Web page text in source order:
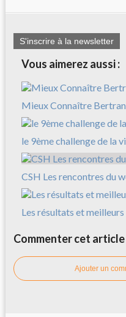
S'inscrire à la newsletter
Vous aimerez aussi :
Mieux Connaître
le 9ème challenge de la
CSH Les rencontres du
Les résultats et
Commenter cet article
Ajouter un